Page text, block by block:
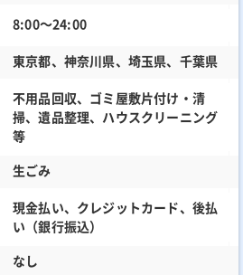
8:00～24:00
東京都、神奈川県、埼玉県、千葉県
不用品回収、ゴミ屋敷片付け・清
掃、遺品整理、ハウスクリーニング
等
生ごみ
現金払い、クレジットカード、後払
い（銀行振込）
なし